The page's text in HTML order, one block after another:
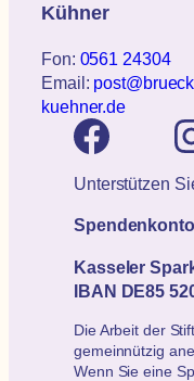
Kühner
Fon: 0561 24304
Email:
kuehner.de
Unterstützen
Kasseler
IBAN DE85
Die Arbeit der
gemeinnützig
Wenn Sie eine